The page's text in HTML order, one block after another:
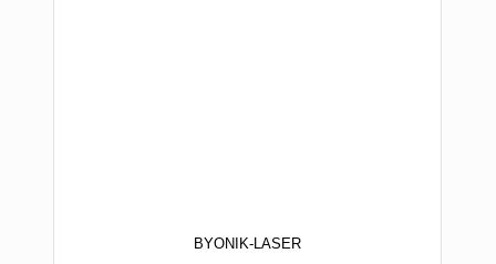
BYONIK-LASER